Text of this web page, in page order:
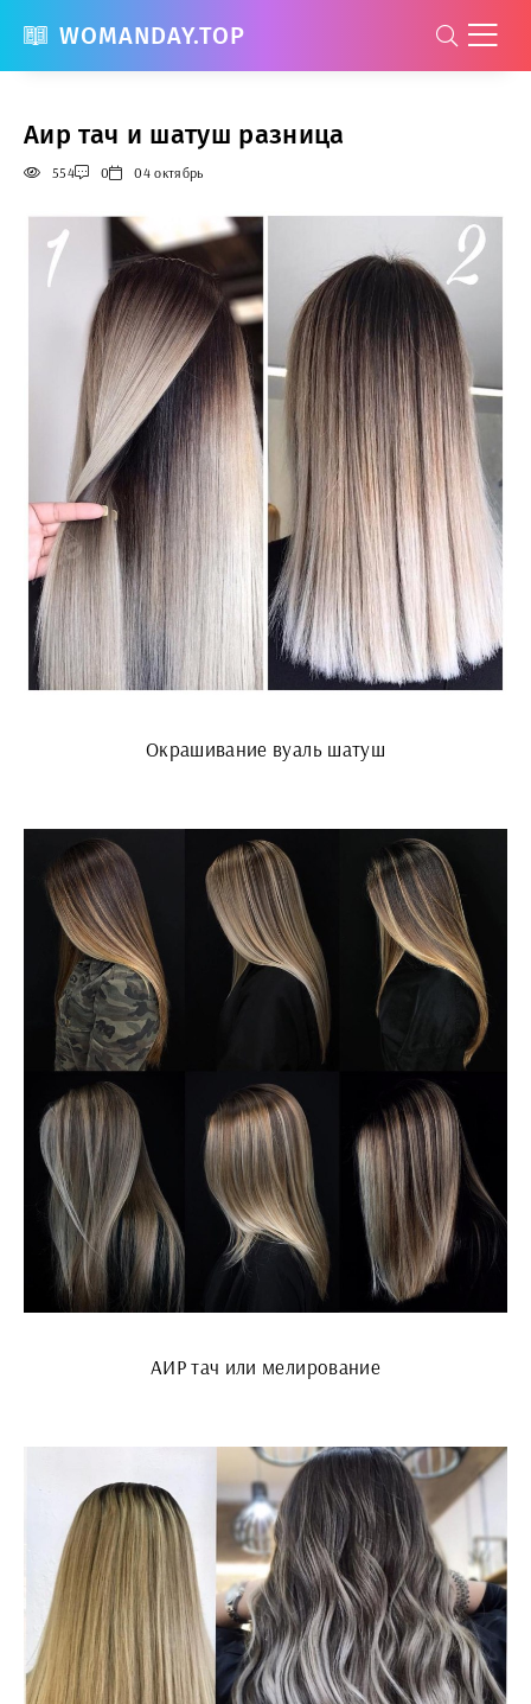
WOMANDAY.TOP
Аир тач и шатуш разница
554 0 04 октябрь
Окрашивание вуаль шатуш
АИР тач или мелирование